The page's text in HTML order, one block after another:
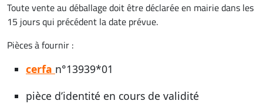
Toute vente au déballage doit être déclarée en mairie dans les
15 jours qui précédent la date prévue.
Pièces à fournir :
cerfa n°13939*01
pièce d’identité en cours de validité